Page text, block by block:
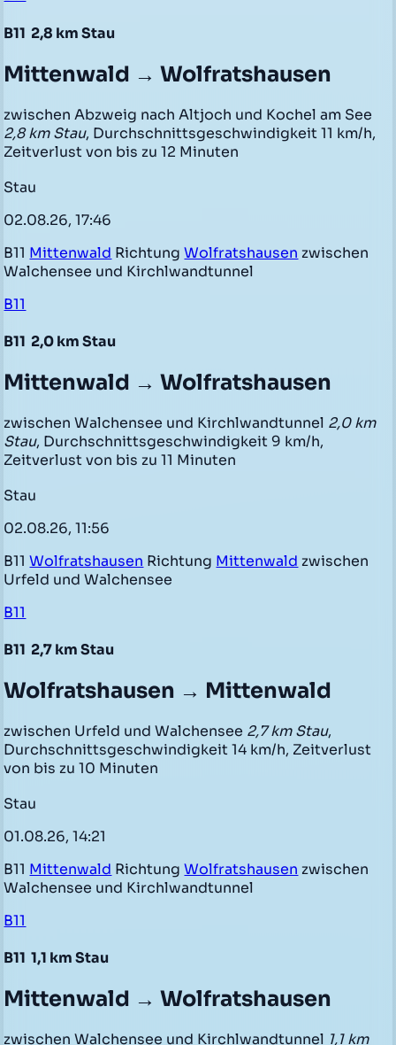
B11 2,8 km Stau
Mittenwald → Wolfratshausen
zwischen Abzweig nach Altjoch und Kochel am See
2,8 km Stau, Durchschnittsgeschwindigkeit 11 km/h,
Zeitverlust von bis zu 12 Minuten
Stau
02.08.26, 17:46
B11 Mittenwald RichtungWolfratshausen zwischen
Walchensee und Kirchlwandtunnel
B11
B11 2,0 km Stau
Mittenwald → Wolfratshausen
zwischen Walchensee und Kirchlwandtunnel 2,0 km
Stau, Durchschnittsgeschwindigkeit 9 km/h,
Zeitverlust von bis zu 11 Minuten
Stau
02.08.26, 11:56
B11Wolfratshausen Richtung Mittenwald zwischen
Urfeld und Walchensee
B11
B11 2,7 km Stau
Wolfratshausen → Mittenwald
zwischen Urfeld und Walchensee 2,7 km Stau,
Durchschnittsgeschwindigkeit 14 km/h, Zeitverlust
von bis zu 10 Minuten
Stau
01.08.26, 14:21
B11 Mittenwald RichtungWolfratshausen zwischen
Walchensee und Kirchlwandtunnel
B11
B11 1,1 km Stau
Mittenwald → Wolfratshausen
zwischen Walchensee und Kirchlwandtunnel 1,1 km